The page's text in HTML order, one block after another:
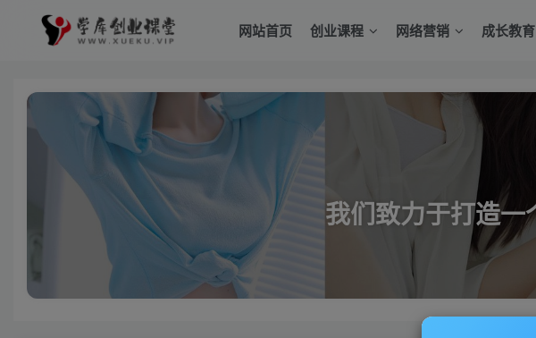
网站首页 创业课程 网络营销 成长教育
我们致力于打造